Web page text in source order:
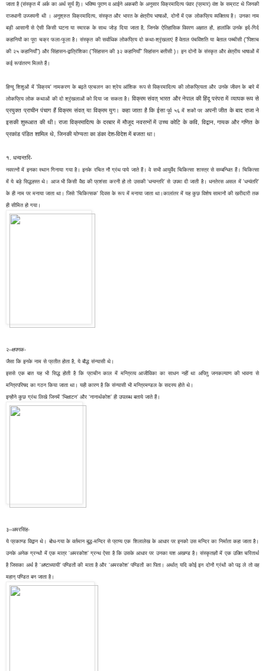
जाता है (संस्कृत में अर्क का अर्थ सूर्य है)। भविष्य पुराण व आईने अकबरी के अनुसार विक्रमादित्य पंवार (प्रमार) वंश के सम्राट थे जिनकी
राजधानी उज्जयनी थी । अनुश्रुत विक्रमादित्य, संस्कृत और भारत के क्षेत्रीय भाषाओं, दोनों में एक लोकप्रिय व्यक्तित्व है। उनका नाम
बड़ी आसानी से ऐसी किसी घटना या स्मारक के साथ जोड़ दिया जाता है, जिनके ऐतिहासिक विवरण अज्ञात हों, हालांकि उनके इर्द-गिर्द
कहानियों का पूरा चक्र फला-फूला है। संस्कृत की सर्वाधिक लोकप्रिय दो कथा-श्रृंखलाएं हैं वेताल पंचविंशति या बेताल पच्चीसी ("पिशाच
की २५ कहानियाँ") और सिंहासन-द्वात्रिंशिका ("सिंहासन की ३२ कहानियाँ" सिहांसन बत्तीसी )। इन दोनों के संस्कृत और क्षेत्रीय भाषाओं में
कई रूपांतरण मिलते हैं।
हिन्दू शिशुओं में 'विक्रम' नामकरण के बढ़ते प्रचलन का श्रेय आंशिक रूप से विक्रमादित्य की लोकप्रियता और उनके जीवन के बारे में
लोकप्रिय लोक कथाओं की दो श्रृंखलाओं को दिया जा सकता है। विक्रम संवत् भारत और नेपाल की हिंदू परंपरा में व्यापक रूप से
प्रयुक्त प्राचीन पंचाग हैं विक्रम संवत् या विक्रम युग। कहा जाता है कि ईसा पूर्व ५६ में शकों पर अपनी जीत के बाद राजा ने
इसकी शुरूआत की थी।राजाविक्रमादित्य के दरबार में मौजूद नवरत्नों में उच्च कोटि के कवि, विद्वान, गायक और गणित के
प्रकांड पंडित शामिल थे, जिनकी योग्यता का डंका देश-विदेश में बजता था।
१. धन्वन्तरि-
नवरत्नों में इनका स्थान गिनाया गया है। इनके रचित नौ ग्रंथ पाये जाते हैं। वे सभी आयुर्वेद चिकित्सा शास्त्र से सम्बन्धित हैं। चिकित्सा
में ये बड़े सिद्धहस्त थे। आज भी किसी वैद्य की प्रशंसा करनी हो तो उसकी ‘धन्वन्तरि’ से उपमा दी जाती है। धनतेरस असल में 'धन्वंतरि'
के ही नाम पर मनाया जाता था। जिसे 'चिकित्सक' दिवस के रूप में मनाया जाता था।कालांतर में यह कुछ विशेष सामानों की खरीदारी तक
ही सीमित हो गया।
२–क्षपणक-
जैसा कि इनके नाम से प्रतीत होता है, ये बौद्ध संन्यासी थे।
इससे एक बात यह भी सिद्ध होती है कि प्राचीन काल में मन्त्रित्व आजीविका का साधन नहीं था अपितु जनकल्याण की भावना से
मन्त्रिपरिषद का गठन किया जाता था। यही कारण है कि संन्यासी भी मन्त्रिमण्डल के सदस्य होते थे।
इन्होंने कुछ ग्रंथ लिखे जिनमें ‘भिक्षाटन’ और ‘नानार्थकोश’ ही उपलब्ध बताये जाते हैं।
३–अमरसिंह-
ये प्रकाण्ड विद्वान थे। बोध-गया के वर्तमान बुद्ध-मन्दिर से प्राप्य एक शिलालेख के आधार पर इनको उस मन्दिर का निर्माता कहा जाता है।
उनके अनेक ग्रन्थों में एक मात्र ‘अमरकोश’ ग्रन्थ ऐसा है कि उसके आधार पर उनका यश अखण्ड है। संस्कृतज्ञों में एक उक्ति चरितार्थ
है जिसका अर्थ है ‘अष्टाध्यायी’ पण्डितों की माता है और ‘अमरकोश’ पण्डितों का पिता। अर्थात् यदि कोई इन दोनों ग्रंथों को पढ़ ले तो वह
महान् पण्डित बन जाता है।